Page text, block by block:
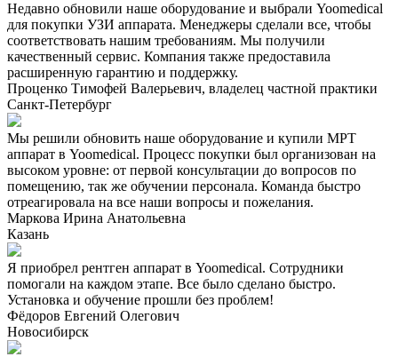
Недавно обновили наше оборудование и выбрали Yoomedical
для покупки УЗИ аппарата. Менеджеры сделали все, чтобы
соответствовать нашим требованиям. Мы получили
качественный сервис. Компания также предоставила
расширенную гарантию и поддержку.
Проценко Тимофей Валерьевич, владелец частной практики
Санкт-Петербург
Мы решили обновить наше оборудование и купили МРТ
аппарат в Yoomedical. Процесс покупки был организован на
высоком уровне: от первой консультации до вопросов по
помещению, так же обучении персонала. Команда быстро
отреагировала на все наши вопросы и пожелания.
Маркова Ирина Анатольевна
Казань
Я приобрел рентген аппарат в Yoomedical. Сотрудники
помогали на каждом этапе. Все было сделано быстро.
Установка и обучение прошли без проблем!
Фёдоров Евгений Олегович
Новосибирск